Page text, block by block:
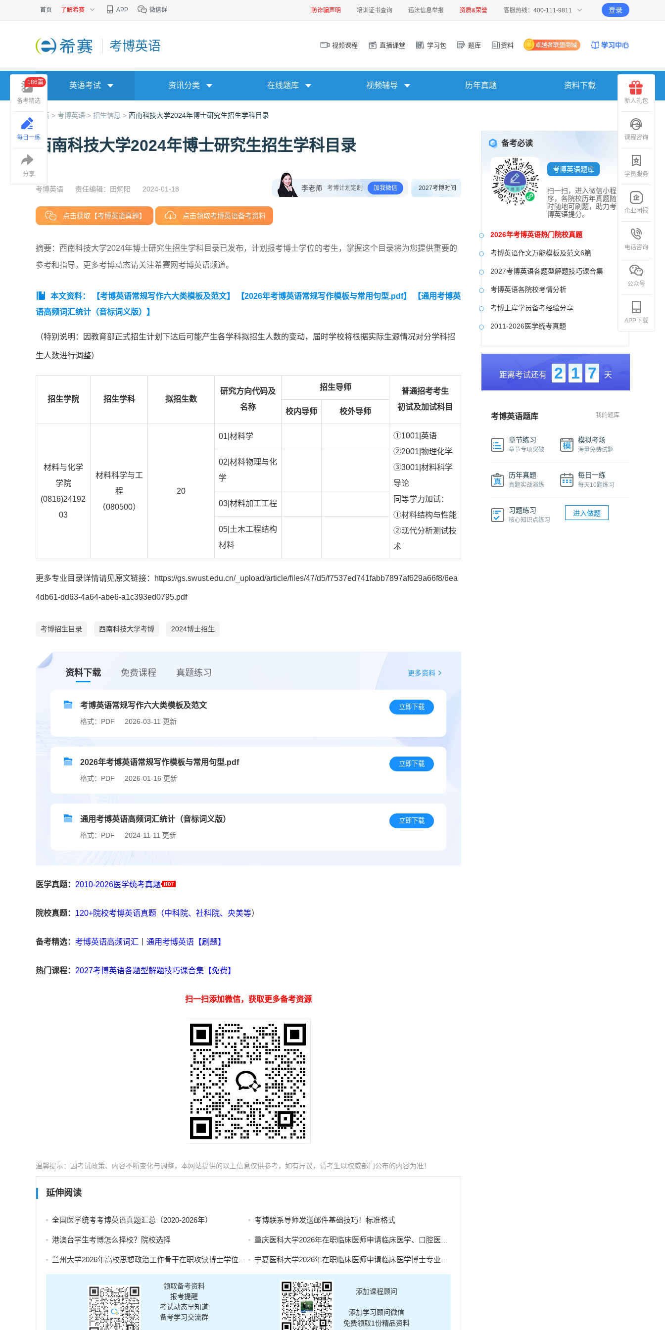
首页 了解希赛 APP 微信群 防诈骗声明 培训证书查询 违法信息举报 资质&荣誉 客服热线：400-111-9811 登录
考博英语 视频课程 直播课堂 学习包 题库 资料
英语考试 资讯分类 在线题库 视频辅导 历年真题 资料下载
首页 > 考博英语 > 招生信息 > 西南科技大学2024年博士研究生招生学科目录
西南科技大学2024年博士研究生招生学科目录
考博英语 责任编辑：田炯阳 2024-01-18 李老师 考博计划定制 加我微信 2027考博时间
点击获取【考博英语真题】 点击领取考博英语备考资料
摘要：西南科技大学2024年博士研究生招生学科目录已发布，计划报考博士学位的考生，掌握这个目录将为您提供重要的
参考和指导。更多考博动态请关注希赛网考博英语频道。
本文资料： 【考博英语常规写作六大类模板及范文】 【2026年考博英语常规写作模板与常用句型.pdf】
【通用考博英
语高频词汇统计（音标词义版）】
（特别说明：因教育部正式招生计划下达后可能产生各学科拟招生人数的变动，届时学校将根据实际生源情况对分学科招
生人数进行调整）
招生学院 招生学科 拟招生数
研究方向代码及
名称
招生导师
普通招考考生
初试及加试科目
校内导师 校外导师
材料与化学
学院
(0816)24192
03
材料科学与工
程
（080500）
20
01|材料学
①1001|英语
②2001|物理化学
③3001|材料科学
导论
同等学力加试：
①材料结构与性能
②现代分析测试技
术
02|材料物理与化
学
03|材料加工工程
05|土木工程结构
材料
更多专业目录详情请见原文链接：https://gs.swust.edu.cn/_upload/article/files/47/d5/f7537ed741fabb7897af629a66f8/6ea
4db61-dd63-4a64-abe6-a1c393ed0795.pdf
考博招生目录 西南科技大学考博 2024博士招生
资料下载 免费课程 真题练习 更多资料
考博英语常规写作六大类模板及范文
格式：PDF 2026-03-11 更新
立即下载
2026年考博英语常规写作模板与常用句型.pdf
格式：PDF 2026-01-16 更新
立即下载
通用考博英语高频词汇统计（音标词义版）
格式：PDF 2024-11-11 更新
立即下载
医学真题： 2010-2026医学统考真题
院校真题： 120+院校考博英语真题（中科院、社科院、央美等）
备考精选： 考博英语高频词汇 通用考博英语【刷题】
热门课程： 2027考博英语各题型解题技巧课合集【免费】
扫一扫添加微信，获取更多备考资源
温馨提示：因考试政策、内容不断变化与调整，本网站提供的以上信息仅供参考，如有异议，请考生以权威部门公布的内容为准！
延伸阅读
全国医学统考考博英语真题汇总（2020-2026年） 考博联系导师发送邮件基础技巧！标准格式
港澳台学生考博怎么择校？院校选择 重庆医科大学2026年在职临床医师申请临床医学、口腔医学博士专业学位招生简章
兰州大学2026年高校思想政治工作骨干在职攻读博士学位研究生招生补充报名的通知 宁夏医科大学2026年在职临床医师申请临床医学博士专业学位招生简章
领取备考资料
报考提醒
考试动态早知道
备考学习交流群
添加课程顾问
添加学习顾问微信
免费领取1份精品资料
备考必读
考博英语题库
扫一扫，进入微信小程
序，各院校历年真题随
时随地可刷题，助力考
博英语提分。
2026年考博英语热门院校真题
考博英语作文万能模板及范文6篇
2027考博英语各题型解题技巧课合集
考博英语各院校考情分析
考博上岸学员备考经验分享
2011-2026医学统考真题
中国社会科学院大学真题合集
国防科技大学历年真题
中央美术学院历年真题
距离考试还有 2 1 7 天
考博英语题库 我的题库
章节练习
章节专项突破
模拟考场
海量免费试题
历年真题
真题实战演练
每日一练
每天10题练习
习题练习
核心知识点练习
进入做题
备考精选
186篇
每日一练
分享
新人礼包
课程咨询
学员服务
企业团报
电话咨询
公众号
APP下载